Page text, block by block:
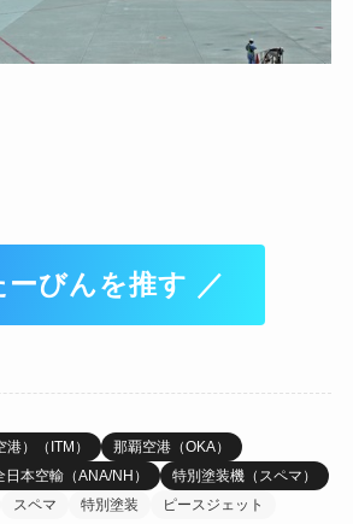
ーびんを推す ／
）（ITM）
那覇空港（OKA）
日本空輸（ANA/NH）
特別塗装機（スペマ）
スペマ 特別塗装
ピースジェット